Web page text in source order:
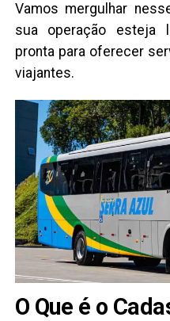
Vamos mergulhar
sua operação esteja
pronta para oferecer
viajantes.
O Que é o